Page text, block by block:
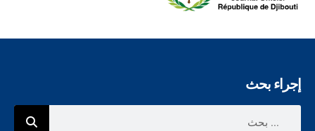
إجراء بحث